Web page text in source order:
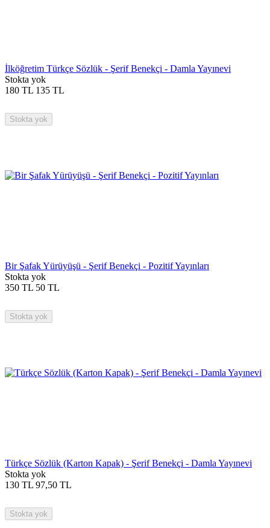
İlköğretim Türkçe Sözlük - Şerif Benekçi - Damla Yayınevi
Stokta yok
180 TL 135 TL
Stokta yok
Bir Şafak Yürüyüşü - Şerif Benekçi - Pozitif Yayınları
Stokta yok
350 TL 50 TL
Stokta yok
Türkçe Sözlük (Karton Kapak) - Şerif Benekçi - Damla Yayınevi
Stokta yok
130 TL 97,50 TL
Stokta yok